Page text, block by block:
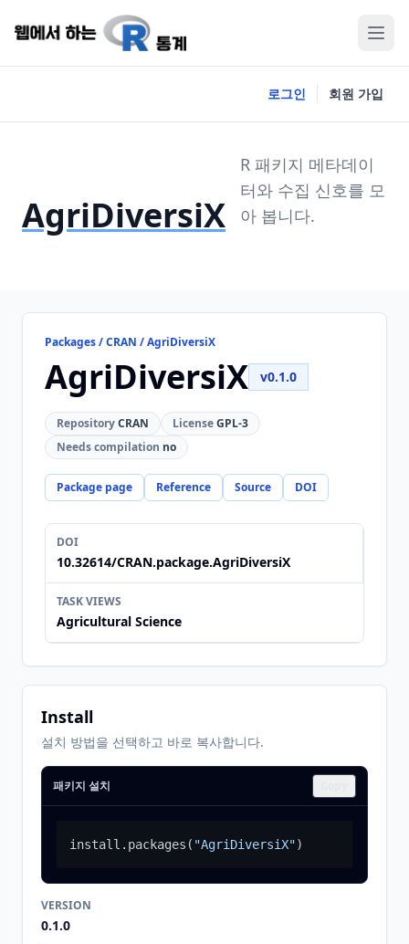
로그인 회원 가입
AgriDiversiX
R 패키지 메타데이
터와 수집 신호를 모
아 봅니다.
Packages / CRAN / AgriDiversiX
AgriDiversiX v0.1.0
RepositoryCRAN LicenseGPL-3
Needs compilation no
Package page Reference Source DOI
DOI
10.32614/CRAN.package.AgriDiversiX
TASK VIEWS
Agricultural Science
Install
설치 방법을 선택하고 바로 복사합니다.
패키지 설치
install.packages ( "AgriDiversiX")
VERSION
0.1.0